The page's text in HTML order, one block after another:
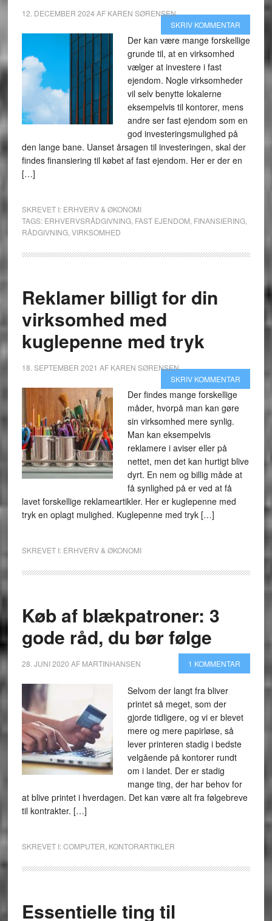
12. DECEMBER 2024 AF KAREN SØRENSEN
SKRIV KOMMENTAR
Der kan være mange forskellige
grunde til, at en virksomhed
vælger at investere i fast
ejendom. Nogle virksomheder
vil selv benytte lokalerne
eksempelvis til kontorer, mens
andre ser fast ejendom som en
god investeringsmulighed på
den lange bane. Uanset årsagen til investeringen, skal der
findes finansiering til købet af fast ejendom. Her er der en
[…]
SKREVET I: ERHVERV & ØKONOMI
TAGS: ERHVERVSRÅDGIVNING, FAST EJENDOM FINANSIERING,
RÅDGIVNING, VIRKSOMHED
Reklamer billigt for din
virksomhed med
kuglepenne med tryk
18. SEPTEMBER 2021 AF KAREN SØRENSEN
SKRIV KOMMENTAR
Der findes mange forskellige
måder, hvorpå man kan gøre
sin virksomhed mere synlig.
Man kan eksempelvis
reklamere i aviser eller på
nettet, men det kan hurtigt blive
dyrt. En nem og billig måde at
få synlighed på er ved at få
lavet forskellige reklameartikler. Her er kuglepenne med
tryk en oplagt mulighed. Kuglepenne med tryk […]
SKREVET I: ERHVERV & ØKONOMI
Køb af blækpatroner: 3
gode råd, du bør følge
28. JUNI 2020 AF MARTINHANSEN 1 KOMMENTAR
Selvom der langt fra bliver
printet så meget, som der
gjorde tidligere, og vi er blevet
mere og mere papirløse, så
lever printeren stadig i bedste
velgående på kontorer rundt
om i landet. Der er stadig
mange ting, der har behov for
at blive printet i hverdagen. Det kan være alt fra følgebreve
til kontrakter. […]
SKREVET I:COMPUTER KONTORARTIKLER
Essentielle ting til